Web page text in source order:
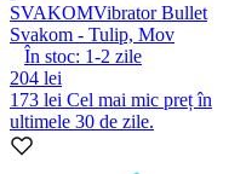
SVAKOMVibrator Bullet
Svakom - Tulip, Mov
În stoc: 1-2 zile
204 lei
173 lei Cel mai mic preț în
ultimele 30 de zile.